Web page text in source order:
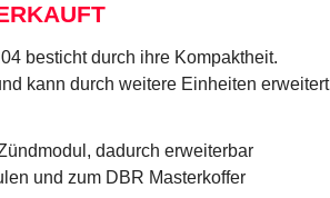
besticht durch ihre Kompaktheit.
kann durch weitere Einheiten erweitert
dadurch erweiterbar
und zum DBR Masterkoffer